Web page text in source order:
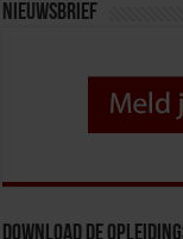
Nieuwsbrief